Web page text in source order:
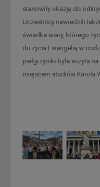
stanowiły okazję do
Uczestnicy nawiedzili
świadka wiary, którego
do życia Ewangelią w
pielgrzymki była wizyta
miejscem studiów Karola